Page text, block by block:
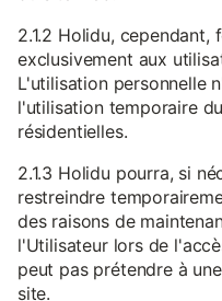
2.1.2 Holidu, cependant,
exclusivement aux
L'utilisation personnelle
l'utilisation temporaire
résidentielles.
2.1.3 Holidu pourra, si
restreindre
des raisons de
l'Utilisateur lors de
peut pas prétendre à
site.